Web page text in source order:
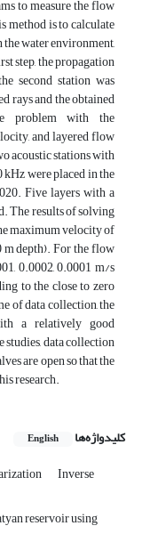
to measure the flow
method is to calculate
water environment,
step, the propagation
second station was
rays and the obtained
problem with the
and layered flow
acoustic stations with
were placed in the
Five layers with a
The results of solving
maximum velocity of
depth). For the flow
0.0002, 0.0001 m/s
to the close to zero
of data collection, the
a relatively good
data collection
are open so that the
research.
کلیدواژه‌ها English
Inverse
reservoir using